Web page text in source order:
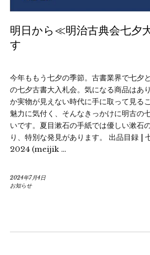
明日から≪明治古典会七夕
す
今年ももう七夕の季節。古書業界で七夕
の七夕古書大入札会。気になる商品はあ
か実物が見えない時代に手に取って見る
魅力に気付く、そんなきっかけに明古の
いです。夏目漱石の手紙では優しい漱石
り、特別な発見があります。 出品目録 |
2024 (meijik …
2024年7月4日
お知らせ